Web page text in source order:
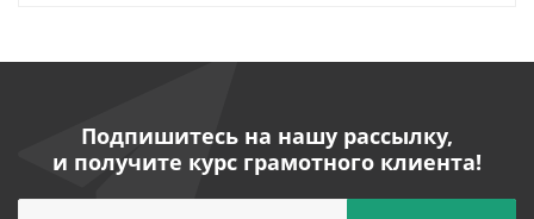
Подпишитесь на нашу рассылку,
и получите курс грамотного клиента!